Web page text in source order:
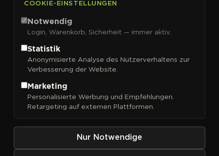
Ace Seeds
Sortieren nach
COOKIE-EINSTELLUNGEN
Notwendig
Login, Warenkorb, Sicherheit — immer aktiv.
Statistik
Anonymisierte Analyse des Nutzerverhaltens zur
Verbesserung der Website.
Marketing
Personalisierte Werbung und Empfehlungen.
Retargeting auf externen Plattformen.
Nur Notwendige